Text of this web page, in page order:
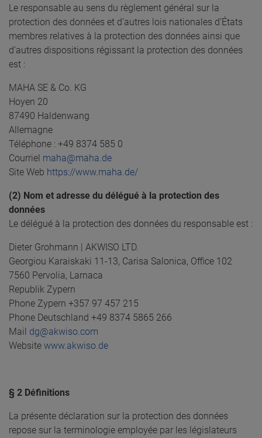
Le responsable au sens du règlement général sur la
protection des données et d’autres lois nationales d’États
membres relatives à la protection des données ainsi que
d’autres dispositions régissant la protection des données
est :
MAHA SE & Co. KG
Hoyen 20
87490 Haldenwang
Allemagne
Téléphone : +49 8374 585 0
Courriel maha@maha.de
Site Web https://www.maha.de/
(2) Nom et adresse du délégué à la protection des
données
Le délégué à la protection des données du responsable est :
Dieter Grohmann | AKWISO LTD.
Georgiou Karaiskaki 11-13, Carisa Salonica, Office 102
7560 Pervolia, Larnaca
Republik Zypern
Phone Zypern +357 97 457 215
Phone Deutschland +49 8374 5865 266
Mail dg@akwiso.com
Website www.akwiso.de
§ 2 Définitions
La présente déclaration sur la protection des données
repose sur la terminologie employée par les législateurs